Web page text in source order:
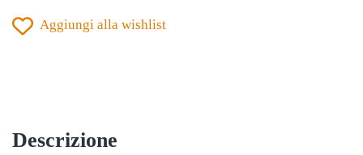
NEROAggiungi alla wishlist
Descrizione